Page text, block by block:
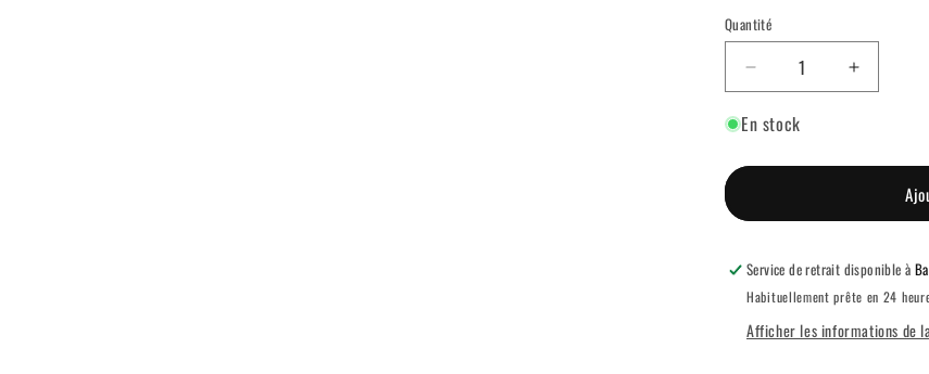
Quantité
Réduire
la
quantité
GELEGANT™
la
En stock
Service de retrait disponible à
Habituellement prête en 24
Afficher les informations de